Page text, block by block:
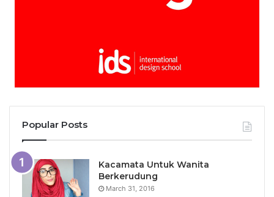
Popular Posts
Kacamata Untuk Wanita
Berkerudung
March 31, 2016